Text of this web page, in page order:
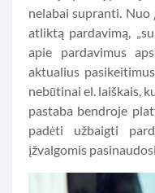
nelabai supranti. Nuo
atliktą pardavimą,
apie pardavimus
aktualius
nebūtinai el. laiškais,
pastaba bendroje
padėti užbaigti
įžvalgomis